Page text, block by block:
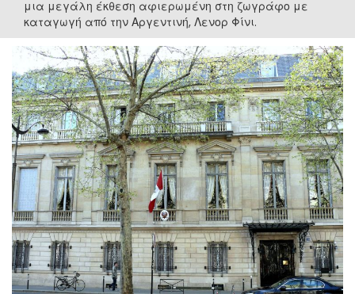
μια μεγάλη έκθεση αφιερωμένη στη ζωγράφο με
καταγωγή από την Αργεντινή, Λενορ Φίνι.